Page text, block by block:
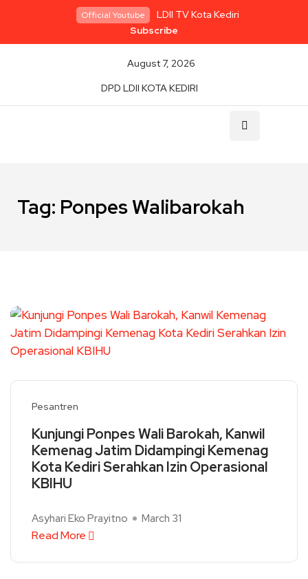
Official Youtube
LDII TV Kota Kediri
Subscribe
August 7, 2026
DPD LDII KOTA KEDIRI
Tag: Ponpes Walibarokah
Pesantren
Kunjungi Ponpes Wali Barokah, Kanwil
Kemenag Jatim Didampingi Kemenag
Kota Kediri Serahkan Izin Operasional
KBIHU
Asyhari Eko Prayitno March 31
Read More